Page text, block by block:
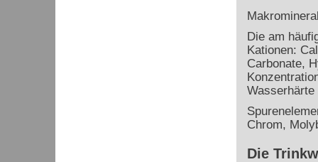
Die am
Kationen:
Carbonate,
Chrom,
Die